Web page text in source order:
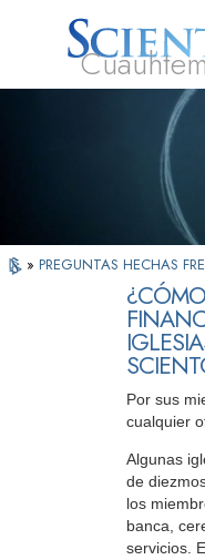
¿Qué es
Scientology?
» PREGUNTAS HECHAS
Por sus
cualquier
Algunas
de
los
banca,
servicios.